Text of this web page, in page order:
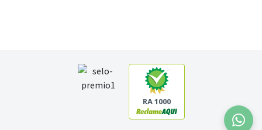
RA 1000